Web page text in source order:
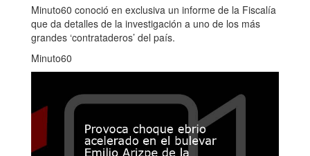
Minuto60 conoció en exclusiva un informe de la Fiscalía
que da detalles de la investigación a uno de los más
grandes ‘contrataderos’ del país.
Minuto60